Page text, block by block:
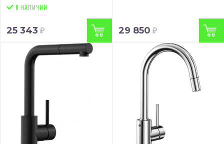
25 343 29 850